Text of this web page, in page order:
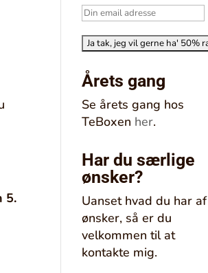
5.
Årets gang
Se årets gang hos
TeBoxen her.
Har du særlige
ønsker?
Uanset hvad du har af
ønsker, så er du
velkommen til at
kontakte mig.